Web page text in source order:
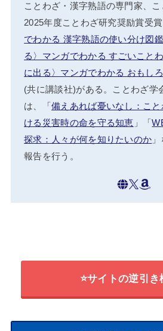
ことわざ・漢字熟語の専門家、こ
2025年度ことわざ研究奨励賞受
でわかる 漢字熟語の使い分け図鑑
る〉マンガでわかる すごいこと
に出る〉マンガでわかる おもし
(共に講談社)がある。ことわざ学
は、「備えあれば憂いなし：こ
ける災害時の命を守る知恵 」「
探求：人々が何を知りたいのか
報告を行う。
⭐サイトの逆引き